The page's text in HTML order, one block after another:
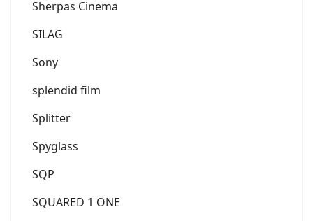
Sherpas Cinema
SILAG
Sony
splendid film
Splitter
Spyglass
SQP
SQUARED 1 ONE